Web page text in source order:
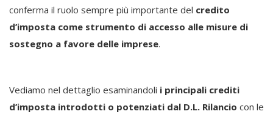
conferma il ruolo sempre più importante del credito
d’imposta come strumento di accesso alle misure di
sostegno a favore delle imprese.
Vediamo nel dettaglio esaminandoli i principali crediti
d’imposta introdotti o potenziati dal D.L. Rilancio con le